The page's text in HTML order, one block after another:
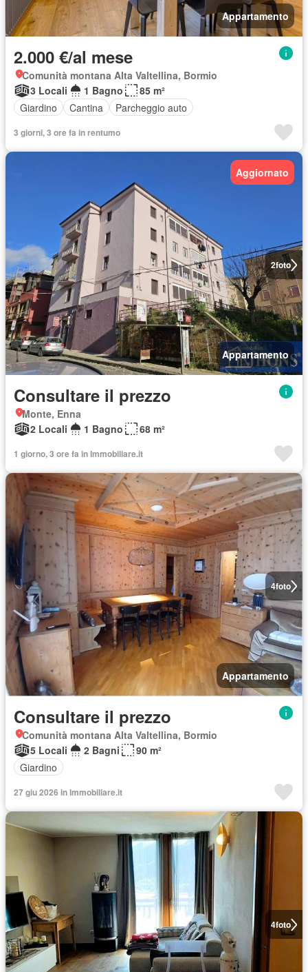
Appartamento
2.000 €/al mese
Comunità montana Alta Valtellina, Bormio
3 Locali
1 Bagno
85 m²
Giardino
Cantina Parcheggio auto
3 giorni, 3 ore fa in rentumo
2foto
Aggiornato
Appartamento
Consultare il prezzo
Monte, Enna
2 Locali
1 Bagno 68 m²
1 giorno, 3 ore fa in Immobiliare.it
4foto
Appartamento
Consultare il prezzo
Comunità montana Alta Valtellina, Bormio
5 Locali
2 Bagni
90 m²
Giardino
27 giu 2026 in Immobiliare.it
4foto